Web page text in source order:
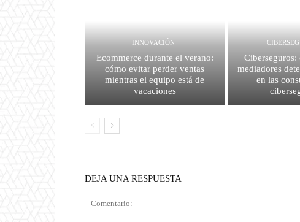
INNOVACIÓN
Ecommerce durante el verano:
cómo evitar perder ventas
mientras el equipo está de
vacaciones
mediadores
en las
DEJA UNA RESPUESTA